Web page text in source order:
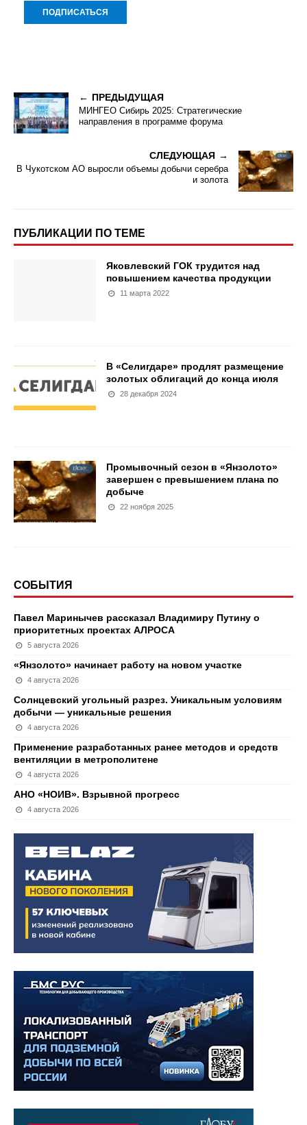
ПРЕДЫДУЩАЯ
МИНГЕО Сибирь 2025: Стратегические
направления в программе форума
СЛЕДУЮЩАЯ
В Чукотском АО выросли объемы добычи серебра
и золота
ПУБЛИКАЦИИ ПО ТЕМЕ
Яковлевский ГОК трудится над
повышением качества продукции
11 марта 2022
В «Селигдаре» продлят размещение
золотых облигаций до конца июля
28 декабря 2024
Промывочный сезон в «Янзолото»
завершен с превышением плана по
добыче
22 ноября 2025
СОБЫТИЯ
Павел Маринычев рассказал Владимиру Путину о
приоритетных проектах АЛРОСА
5 августа 2026
«Янзолото» начинает работу на новом участке
4 августа 2026
Солнцевский угольный разрез. Уникальным условиям
добычи — уникальные решения
4 августа 2026
Применение разработанных ранее методов и средств
вентиляции в метрополитене
4 августа 2026
АНО «НОИВ». Взрывной прогресс
4 августа 2026